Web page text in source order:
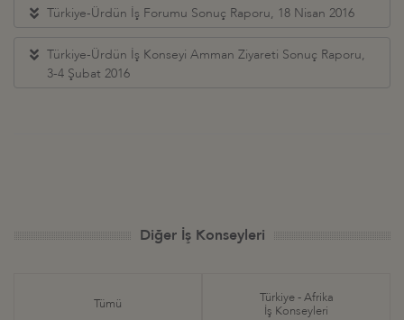
Türkiye-Ürdün İş Forumu Sonuç Raporu, 18 Nisan 2016
Türkiye-Ürdün İş Konseyi Amman Ziyareti Sonuç Raporu,
3-4 Şubat 2016
Diğer İş Konseyleri
Tümü
Türkiye - Afrika
İş Konseyleri